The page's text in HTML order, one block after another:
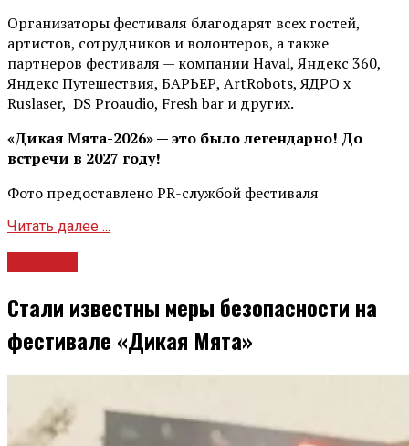
Организаторы фестиваля благодарят всех гостей,
артистов, сотрудников и волонтеров, а также
партнеров фестиваля — компании Haval, Яндекс 360,
Яндекс Путешествия, БАРЬЕР, ArtRobots, ЯДРО х
Ruslaser, DS Proaudio, Fresh bar и других.
«Дикая Мята-2026» — это было легендарно! До
встречи в 2027 году!
Фото предоставлено PR-службой фестиваля
Читать далее ...
Стали известны меры безопасности на
фестивале «Дикая Мята»